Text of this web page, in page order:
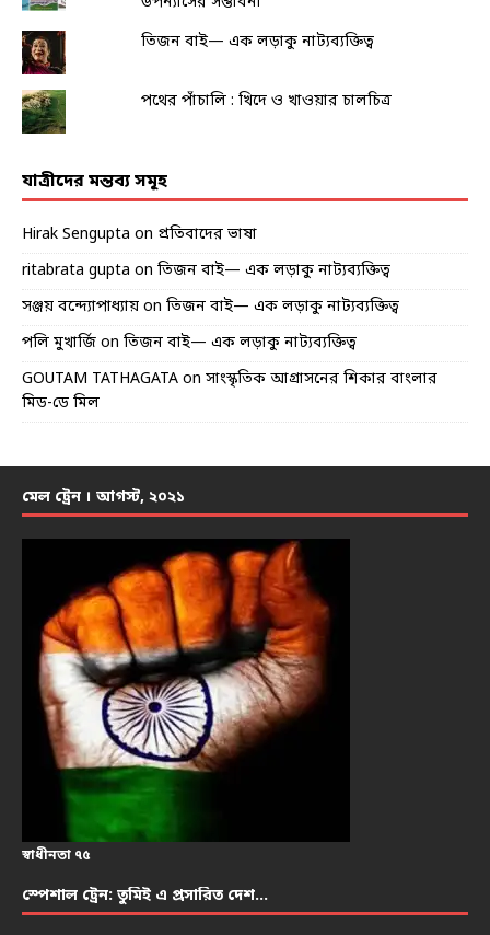
তিজন বাই— এক লড়াকু নাট্যব্যক্তিত্ব
পথের পাঁচালি : খিদে ও খাওয়ার চালচিত্র
যাত্রীদের মন্তব্য সমূহ
Hirak Sengupta on প্রতিবাদের ভাষা
ritabrata gupta on তিজন বাই— এক লড়াকু নাট্যব্যক্তিত্ব
সঞ্জয় বন্দ্যোপাধ্যায় on তিজন বাই— এক লড়াকু নাট্যব্যক্তিত্ব
পলি মুখার্জি on তিজন বাই— এক লড়াকু নাট্যব্যক্তিত্ব
GOUTAM TATHAGATA on সাংস্কৃতিক আগ্রাসনের শিকার বাংলার
মিড-ডে মিল
মেল ট্রেন । আগস্ট, ২০২১
স্বাধীনতা ৭৫
স্পেশাল ট্রেন: তুমিই এ প্রসারিত দেশ…